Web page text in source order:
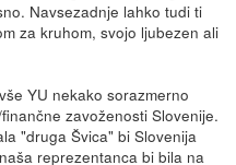
Navsezadnje lahko tudi ti
za kruhom, svojo ljubezen ali
YU nekako sorazmerno
zavoženosti Slovenije.
"druga Švica" bi Slovenija
reprezentanca bi bila na